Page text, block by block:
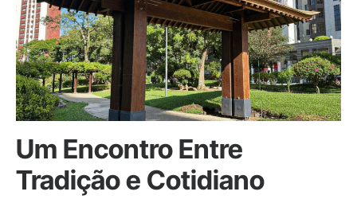
Um Encontro Entre
Tradição e Cotidiano